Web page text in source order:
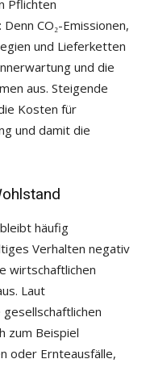
Pflichten
CO₂-Emissionen,
und Lieferketten
und die
aus. Steigende
Kosten für
und damit die
häufig
Verhalten negativ
wirtschaftlichen
Laut
zum Beispiel
oder Ernteausfälle,